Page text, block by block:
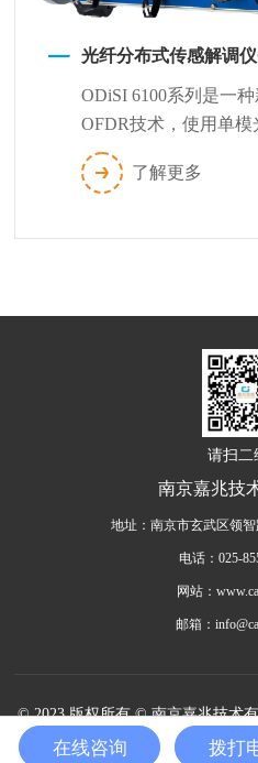
光纤分布式传感解调
ODiSI 6100系列是一
OFDR技术，使用单
世纪先进材料和复杂结
了解更多
请扫二
南京嘉兆技
地址：南京市玄武区领智
电话：025-
网站：
邮箱：
© 2023 版权所有 © 南京嘉兆技术
站地图
技术支
在线咨询 拨打